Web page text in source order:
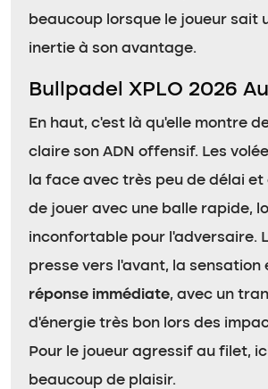
beaucoup lorsque le joueur sait
inertie à son avantage.
Bullpadel XPLO 2026
En haut, c’est là qu’elle montre
claire son ADN offensif. Les
la face avec très peu de délai
de jouer avec une balle rapide,
inconfortable pour l’adversaire.
presse vers l’avant, la sensation
réponse immédiate, avec un
d’énergie très bon lors des
Pour le joueur agressif au filet,
beaucoup de plaisir.